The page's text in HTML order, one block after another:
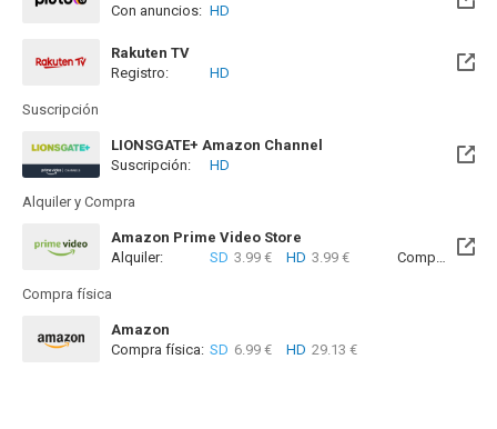
Con anuncios: HD
Rakuten TV
Registro:
HD
Suscripción
LIONSGATE+ Amazon Channel
Suscripción:
HD
Alquiler y Compra
Amazon Prime Video Store
Alquiler:
SD 3.99 € HD 3.99 € Compra: SD
Compra física
Amazon
Compra física: SD 6.99 € HD 29.13 €